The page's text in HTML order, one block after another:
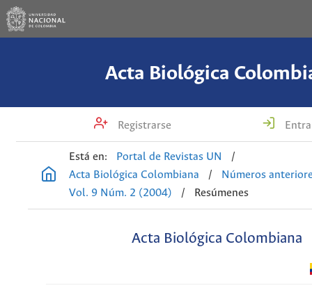
Acta Biológica
Registrarse
Está en: Portal de Revistas UN
/
Acta Biológica Colombiana
/
Números
Vol. 9 Núm. 2 (2004)
/ Resúmenes
Acta Biológica Colombiana